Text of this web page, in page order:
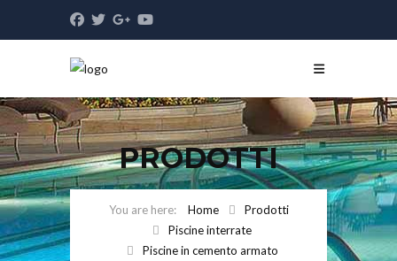
PRODOTTI
Home
Prodotti
Piscine interrate
Piscine in cemento armato